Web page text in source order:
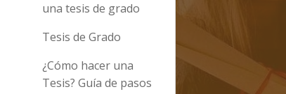
una tesis de grado
Tesis de Grado
¿Cómo hacer una
Tesis? Guía de pasos